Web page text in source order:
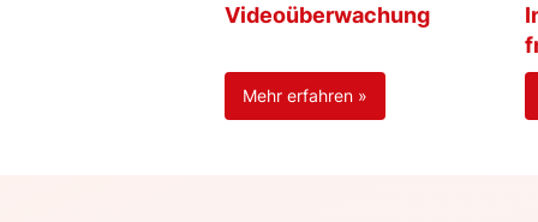
Videoüberwachung
Mehr erfahren »